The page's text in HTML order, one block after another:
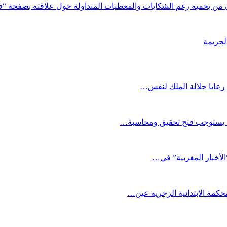
من يحميه رغم الشكايات والمعطيات المتداولة حول علاقته بصفحة
رعايا جلالة الملك لنفس…
يستوجب فتح تحقيق ومحاسبة…
المغربية” في…
الابتدائية الزجرية عين…